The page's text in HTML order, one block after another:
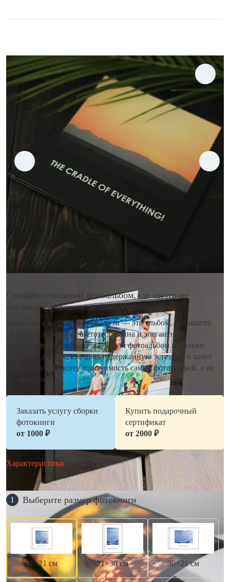
Создайте стильный фотоальбом, где ничто не
отвлекает от ваших любимых фотографий
Фотокнига в стиле минимализм — это альбом, где акцент
сделан на простоте, чистоте дизайна и элегантной
организации пространства. Такой фотоальбом идеально
подходит для тех, кто ценит сдержанную эстетику и хочет
подчеркнуть красоту и значимость самих фотографий, а не
их оформление.
Заказать услугу сборки
фотокниги
от 1000 ₽
Купить подарочный
сертификат
от 2000 ₽
Характеристики
1 Выберите размер фотокниги
21×21 см 21×30 см 30×21 см